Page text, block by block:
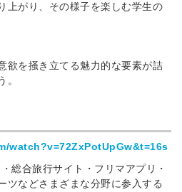
上がり、その様子を楽しむ学生の
欲を掻き立てる魅力的な要素が詰
。
watch?v=72ZxPotUpGw&t=16s
総合旅行サイト・フリマアプリ・
ツなどさまざまな分野に参入する